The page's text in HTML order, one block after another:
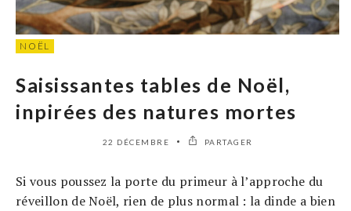
NOËL
Saisissantes tables de Noël,
inpirées des natures mortes
22 DÉCEMBRE PARTAGER
Si vous poussez la porte du primeur à l’approche du
réveillon de Noël, rien de plus normal : la dinde a bien